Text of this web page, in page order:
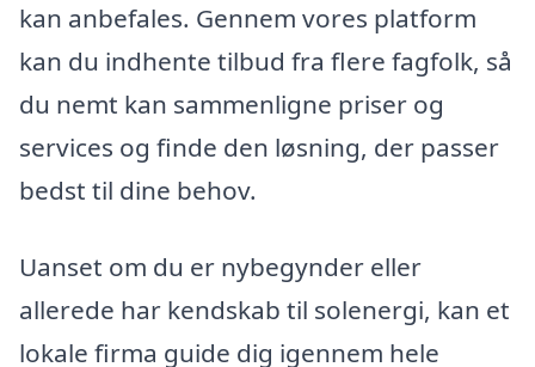
kan anbefales. Gennem vores platform
kan du indhente tilbud fra flere fagfolk, så
du nemt kan sammenligne priser og
services og finde den løsning, der passer
bedst til dine behov.
Uanset om du er nybegynder eller
allerede har kendskab til solenergi, kan et
lokale firma guide dig igennem hele